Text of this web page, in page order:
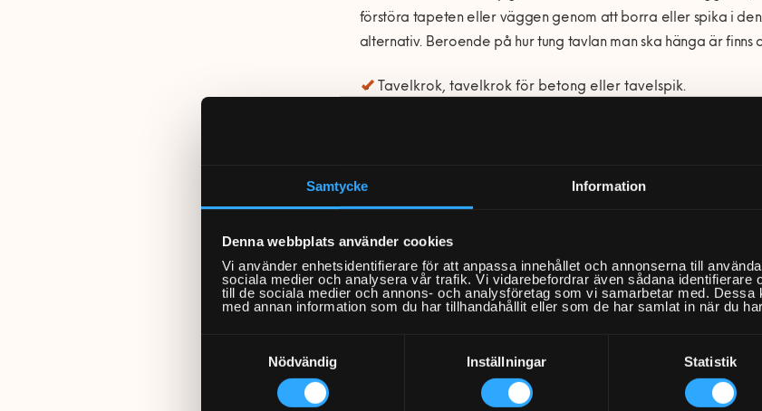
Samtycke Information
Denna webbplats använder cookies
Vi använder enhetsidentifierare för att anpassa innehållet och annonserna till
sociala medier och analysera vår trafik. Vi vidarebefordrar även sådana identifierare
till de sociala medier och annons- och analysföretag som vi samarbetar med.
med annan information som du har tillhandahållit eller som de har samlat in när du
Nödvändig
Inställningar Statistik
förstöra tapeten eller väggen genom att borra eller spika i
alternativ. Beroende på hur tung tavlan man ska hänga är
Tavelkrok, tavelkrok för betong eller tavelspik.
Skruv och plugg. Beroende på väggmaterial kan det
gipsvägg är exempelvis en expanderplugg (en så
Väggmonterade eller takmonterade lister, så kallade
att förstöra tapeten eller göra hål i väggen. Det här
och placering. Med den här typen av
eller taklisten, vilket gör att den enkelt kan höjas, sänkas
Det brukar vanligtvis rekommenderas att man använder skruv
tavelkrok för de lättare. Det bästa är att prova sig fram eller